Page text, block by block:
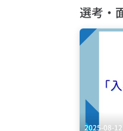
選考・
2025-08-12